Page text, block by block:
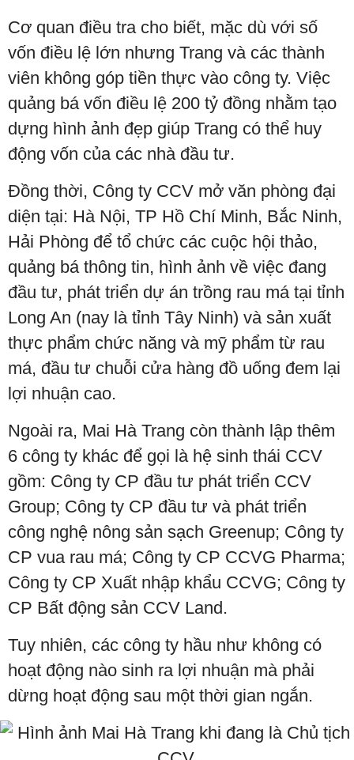
Cơ quan điều tra cho biết, mặc dù với số
vốn điều lệ lớn nhưng Trang và các thành
viên không góp tiền thực vào công ty. Việc
quảng bá vốn điều lệ 200 tỷ đồng nhằm tạo
dựng hình ảnh đẹp giúp Trang có thể huy
động vốn của các nhà đầu tư.
Đồng thời, Công ty CCV mở văn phòng đại
diện tại: Hà Nội, TP Hồ Chí Minh, Bắc Ninh,
Hải Phòng để tổ chức các cuộc hội thảo,
quảng bá thông tin, hình ảnh về việc đang
đầu tư, phát triển dự án trồng rau má tại tỉnh
Long An (nay là tỉnh Tây Ninh) và sản xuất
thực phẩm chức năng và mỹ phẩm từ rau
má, đầu tư chuỗi cửa hàng đồ uống đem lại
lợi nhuận cao.
Ngoài ra, Mai Hà Trang còn thành lập thêm
6 công ty khác để gọi là hệ sinh thái CCV
gồm: Công ty CP đầu tư phát triển CCV
Group; Công ty CP đầu tư và phát triển
công nghệ nông sản sạch Greenup; Công ty
CP vua rau má; Công ty CP CCVG Pharma;
Công ty CP Xuất nhập khẩu CCVG; Công ty
CP Bất động sản CCV Land.
Tuy nhiên, các công ty hầu như không có
hoạt động nào sinh ra lợi nhuận mà phải
dừng hoạt động sau một thời gian ngắn.